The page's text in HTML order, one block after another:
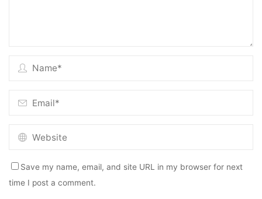
Save my name, email, and site URL in my browser for next
time I post a comment.